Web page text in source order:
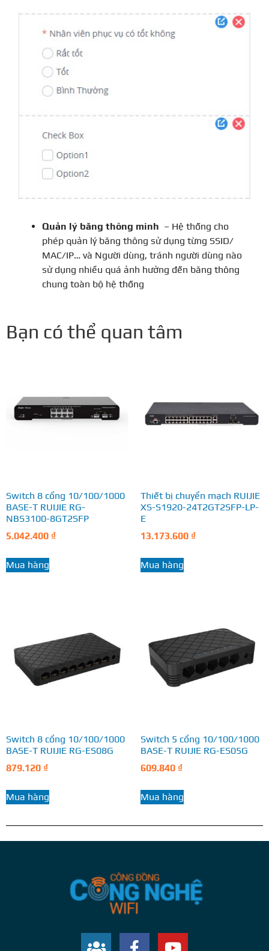
Quản lý băng thông minh – Hệ thống cho
phép quản lý băng thông sử dụng từng SSID/
MAC/IP… và Người dùng, tránh người dùng nào
sử dụng nhiều quá ảnh hưởng đến băng thông
chung toàn bộ hệ thống
Bạn có thể quan tâm
Switch 8 cổng 10/100/1000
BASE-T RUIJIE RG-
NBS3100-8GT2SFP
5.042.400 ₫
Mua hàng
Thiết bị chuyển mạch RUIJIE
XS-S1920-24T2GT2SFP-LP-
E
13.173.600 ₫
Mua hàng
Switch 8 cổng 10/100/1000
BASE-T RUIJIE RG-ES08G
879.120 ₫
Mua hàng
Switch 5 cổng 10/100/1000
BASE-T RUIJIE RG-ES05G
609.840 ₫
Mua hàng